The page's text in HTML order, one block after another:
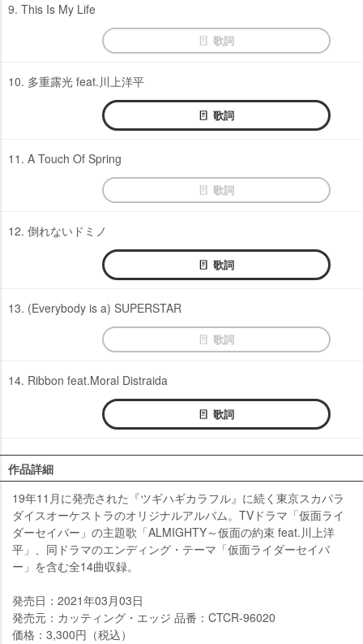
9. This Is My Life
歌詞
10. 多重露光 feat.川上洋平
歌詞
11. A Touch Of Spring
歌詞
12. 倒れないドミノ
歌詞
13. (Everybody is a) SUPERSTAR
歌詞
14. Ribbon feat.Moral Distraida
歌詞
作品詳細
19年11月に発売された『ツギハギカラフル』に続く東京スカパラ
ダイスオーケストラのオリジナルアルバム。TVドラマ「仮面ライ
ダーセイバー」の主題歌「ALMIGHTY～仮面の約束 feat.川上洋
平」、同ドラマのエンディング・テーマ「仮面ライダーセイバ
ー」を含む全14曲収録。
発売日：2021年03月03日
発売元：カッティング・エッジ 品番：CTCR-96020
価格：3,300円（税込）